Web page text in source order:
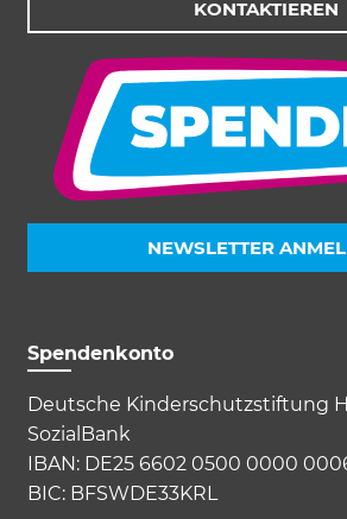
KONTAKTIEREN
NEWSLETTER
Spendenkonto
Deutsche Kinderschutzstiftung
SozialBank
IBAN: DE25 6602 0500 0000
BIC: BFSWDE33KRL